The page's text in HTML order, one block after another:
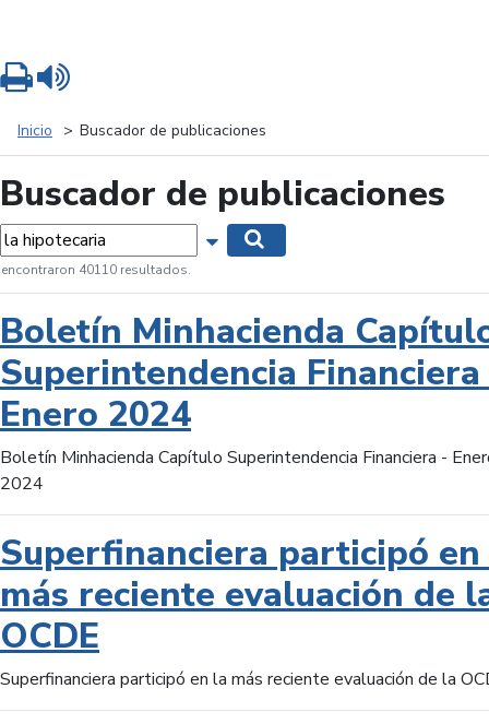
Inicio Buscador de publicaciones
Buscador de publicaciones
Mostrar opciones de búsqueda
encontraron 40110 resultados.
Boletín Minhacienda
Superintendencia
Enero 2024
Boletín Minhacienda Capítulo Superintendencia Financiera -
2024
Superfinanciera participó
más reciente evaluación de
OCDE
Superfinanciera participó en la más reciente evaluación de la
Imprimir